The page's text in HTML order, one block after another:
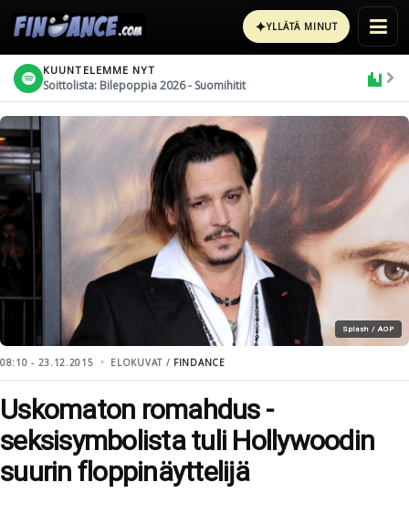
✦YLLÄTÄ MINUT
KUUNTELEMME NYT
Soittolista: Bilepoppia 2026 - Suomihitit
Splash / AOP
08:10 - 23.12.2015 ELOKUVAT / FINDANCE
Uskomaton romahdus -
seksisymbolista tuli Hollywoodin
suurin floppinäyttelijä